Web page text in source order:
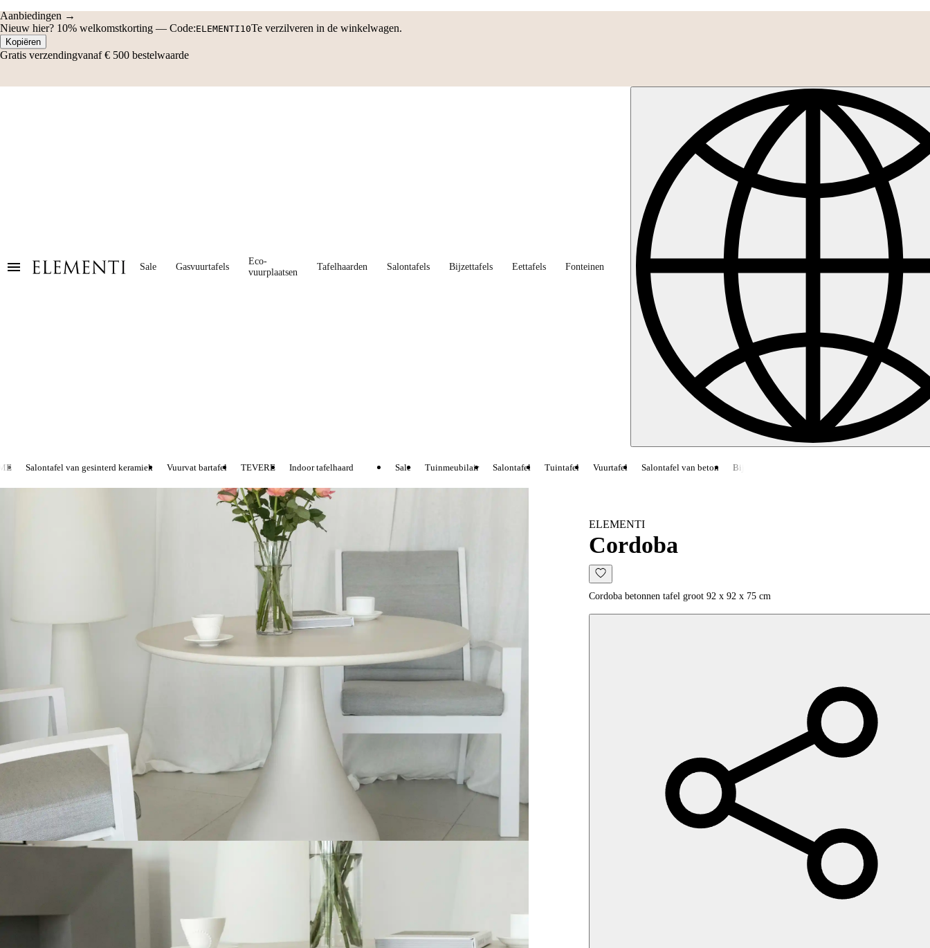
Kopiëren
Gratis verzending vanaf € 500 bestelwaarde
Sale Gasvuurtafels
Eco-
vuurplaatsen
Tafelhaarden Salontafels Bijzettafels Eettafels Fonteinen
Salontafel van gesinterd keramiek Vuurvat bartafel TEVERE Indoor tafelhaard Sale Tuinmeubilair Salontafel Tuintafel Vuurtafel Salontafel van beton Bijzettafel van beton
ELEMENTI
Cordoba
Cordoba betonnen tafel groot 92 x 92 x 75 cm